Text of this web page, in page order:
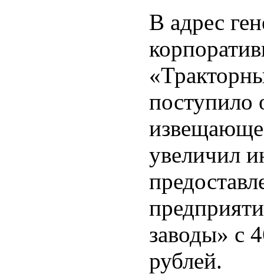
В адрес
поступило
увеличил
заводы» с
рублей.